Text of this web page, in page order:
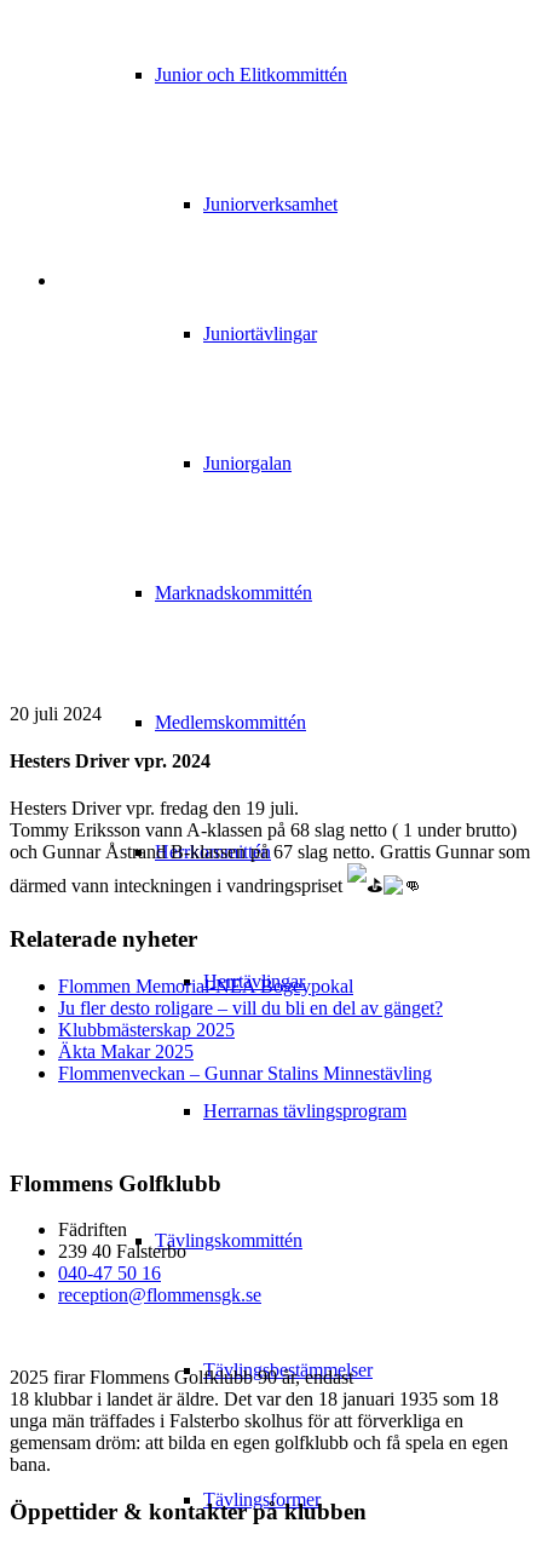
Junior och Elitkommittén
Juniorverksamhet
Juniortävlingar
Juniorgalan
Marknadskommittén
Medlemskommittén
Herrkommittén
Herrtävlingar
Herrarnas tävlingsprogram
Tävlingskommittén
Tävlingsbestämmelser
Tävlingsformer
20 juli 2024
Hesters Driver vpr. 2024
Hesters Driver vpr. fredag den 19 juli.
Tommy Eriksson vann A-klassen på 68 slag netto ( 1 under brutto)
och Gunnar Åstrand B-klassen på 67 slag netto. Grattis Gunnar som
därmed vann inteckningen i vandringspriset
Relaterade nyheter
Flommen Memorial-NEA Bogeypokal
Ju fler desto roligare – vill du bli en del av gänget?
Klubbmästerskap 2025
Äkta Makar 2025
Flommenveckan – Gunnar Stalins Minnestävling
Flommens Golfklubb
Fädriften
239 40 Falsterbo
040-47 50 16
reception@flommensgk.se
2025 firar Flommens Golfklubb 90 år, endast
18 klubbar i landet är äldre. Det var den 18 januari 1935 som 18
unga män träffades i Falsterbo skolhus för att förverkliga en
gemensam dröm: att bilda en egen golfklubb och få spela en egen
bana.
Öppettider & kontakter på klubben